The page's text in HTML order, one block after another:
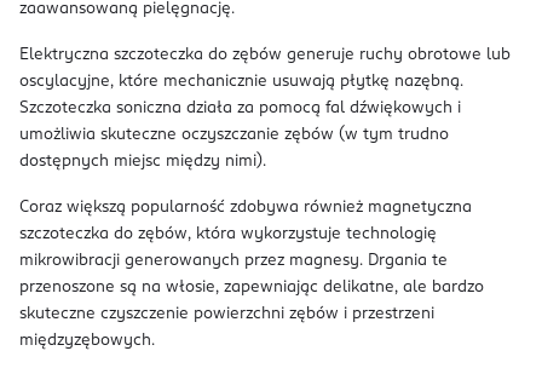
zaawansowaną pielęgnację.
Elektryczna szczoteczka do zębów generuje ruchy obrotowe lub
oscylacyjne, które mechanicznie usuwają płytkę nazębną.
Szczoteczka soniczna działa za pomocą fal dźwiękowych i
umożliwia skuteczne oczyszczanie zębów (w tym trudno
dostępnych miejsc między nimi).
Coraz większą popularność zdobywa również magnetyczna
szczoteczka do zębów, która wykorzystuje technologię
mikrowibracji generowanych przez magnesy. Drgania te
przenoszone są na włosie, zapewniając delikatne, ale bardzo
skuteczne czyszczenie powierzchni zębów i przestrzeni
międzyzębowych.